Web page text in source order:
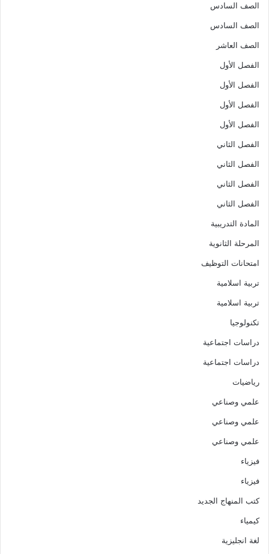
الصف السادس
الصف السادس
الصف العاشر
الفصل الأول
الفصل الأول
الفصل الأول
الفصل الأول
الفصل الثاني
الفصل الثاني
الفصل الثاني
الفصل الثاني
المادة التدريبية
المرحلة الثانوية
امتحانات التوظيف
تربية اسلامية
تربية اسلامية
تكنولوجيا
دراسات اجتماعية
دراسات اجتماعية
رياضيات
علمي وصناعي
علمي وصناعي
علمي وصناعي
فيزياء
فيزياء
كتب المنهاج الجديد
كيمياء
لغة انجليزية